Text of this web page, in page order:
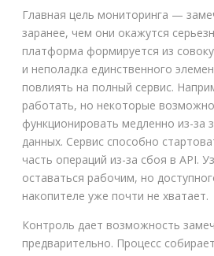
Главная цель мониторинга —
заранее, чем они окажутся
платформа формируется из
и неполадка единственного
повлиять на полный сервис.
работать, но некоторые
функционировать медленно из-за
данных. Сервис способно
часть операций из-за сбоя в API.
оставаться рабочим, но
накопителе уже почти не хватает.
Контроль дает возможность
предварительно. Процесс